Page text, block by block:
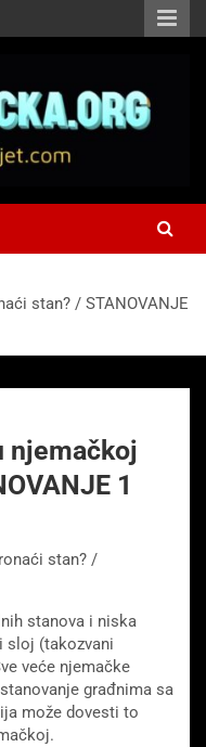
stan? / STANOVANJE
njemačkoj
1
stan? /
stanova i niska
sloj (takozvani
veće njemačke
građnima sa
može dovesti to